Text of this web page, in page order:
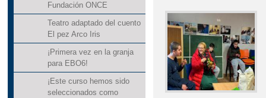
Fundación ONCE
Teatro adaptado del cuento
El pez Arco Iris
¡Primera vez en la granja
para EBO6!
¡Este curso hemos sido
seleccionados como